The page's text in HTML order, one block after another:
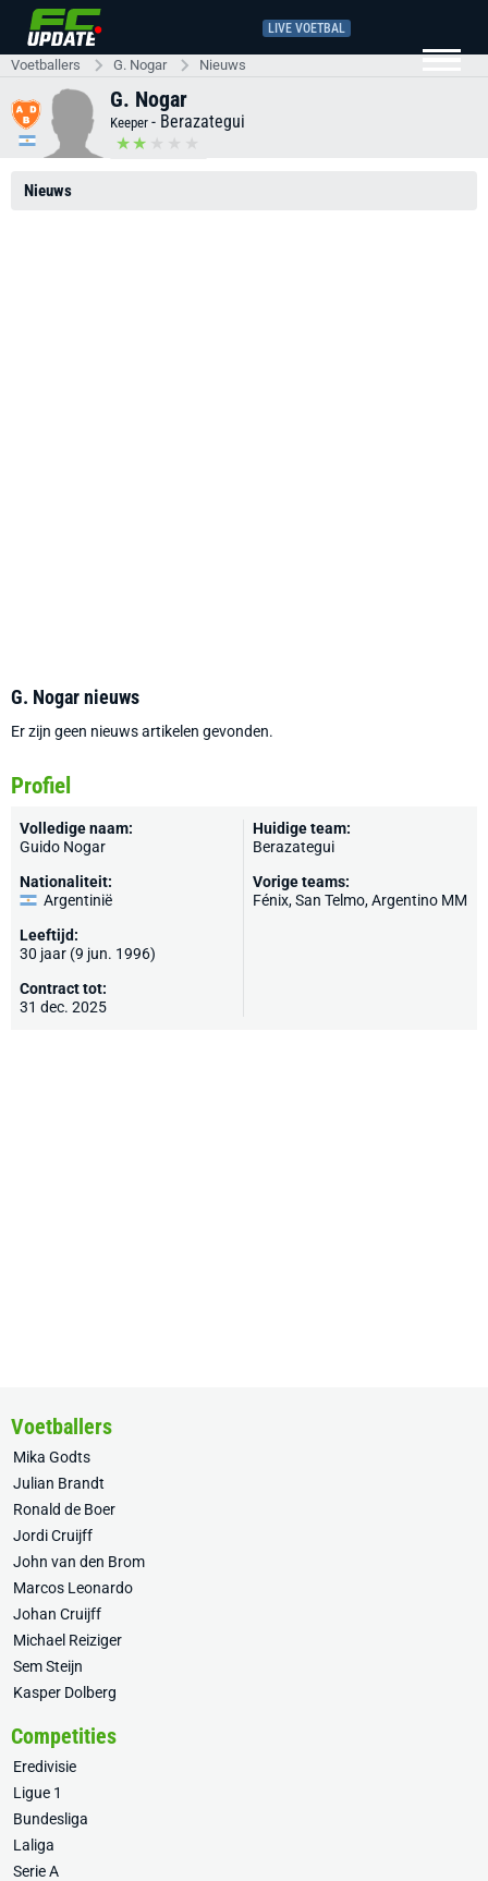
LIVE VOETBAL
Voetballers G. Nogar Nieuws
G. Nogar
Keeper - Berazategui
Nieuws
G. Nogar nieuws
Er zijn geen nieuws artikelen gevonden.
Profiel
Volledige naam:
Guido Nogar
Nationaliteit:
Argentinië
Leeftijd:
30 jaar (9 jun. 1996)
Contract tot:
31 dec. 2025
Huidige team:
Berazategui
Vorige teams:
Fénix, San Telmo, Argentino MM
Voetballers
Mika Godts
Julian Brandt
Ronald de Boer
Jordi Cruijff
John van den Brom
Marcos Leonardo
Johan Cruijff
Michael Reiziger
Sem Steijn
Kasper Dolberg
Competities
Eredivisie
Ligue 1
Bundesliga
Laliga
Serie A